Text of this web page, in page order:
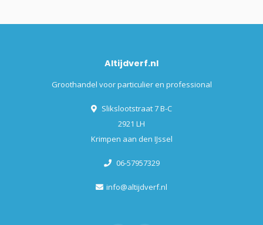
Altijdverf.nl
Groothandel voor particulier en professional
Slikslootstraat 7 B-C
2921 LH
Krimpen aan den IJssel
06-57957329
info@altijdverf.nl